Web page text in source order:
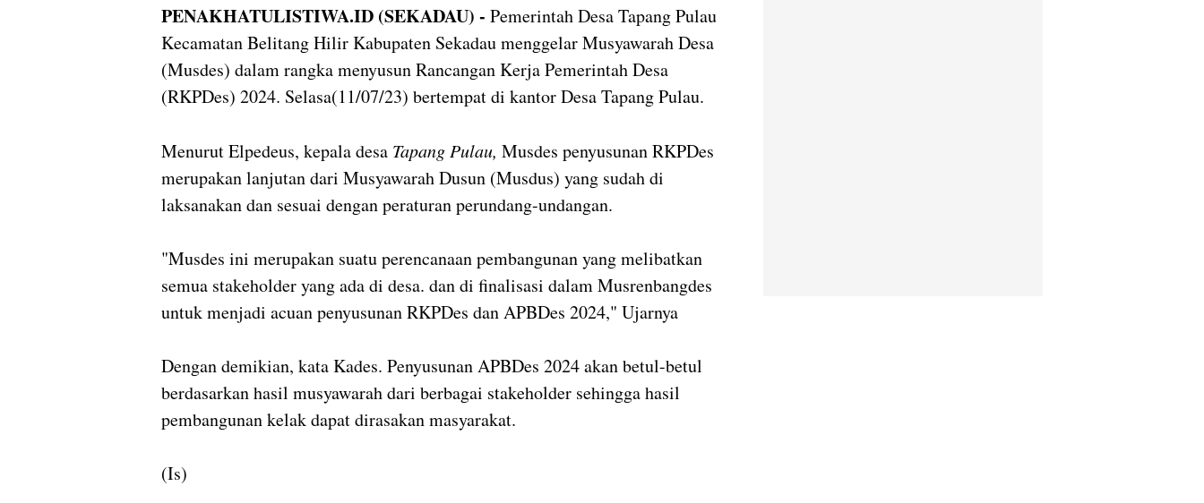
PENAKHATULISTIWA.ID (SEKADAU) - Pemerintah Desa Tapang Pulau
Kecamatan Belitang Hilir Kabupaten Sekadau menggelar Musyawarah Desa
(Musdes) dalam rangka menyusun Rancangan Kerja Pemerintah Desa
(RKPDes) 2024. Selasa(11/07/23) bertempat di kantor Desa Tapang Pulau.
Menurut Elpedeus, kepala desa Tapang Pulau, Musdes penyusunan RKPDes
merupakan lanjutan dari Musyawarah Dusun (Musdus) yang sudah di
laksanakan dan sesuai dengan peraturan perundang-undangan.
"Musdes ini merupakan suatu perencanaan pembangunan yang melibatkan
semua stakeholder yang ada di desa. dan di finalisasi dalam Musrenbangdes
untuk menjadi acuan penyusunan RKPDes dan APBDes 2024," Ujarnya
Dengan demikian, kata Kades. Penyusunan APBDes 2024 akan betul-betul
berdasarkan hasil musyawarah dari berbagai stakeholder sehingga hasil
pembangunan kelak dapat dirasakan masyarakat.
(Is)